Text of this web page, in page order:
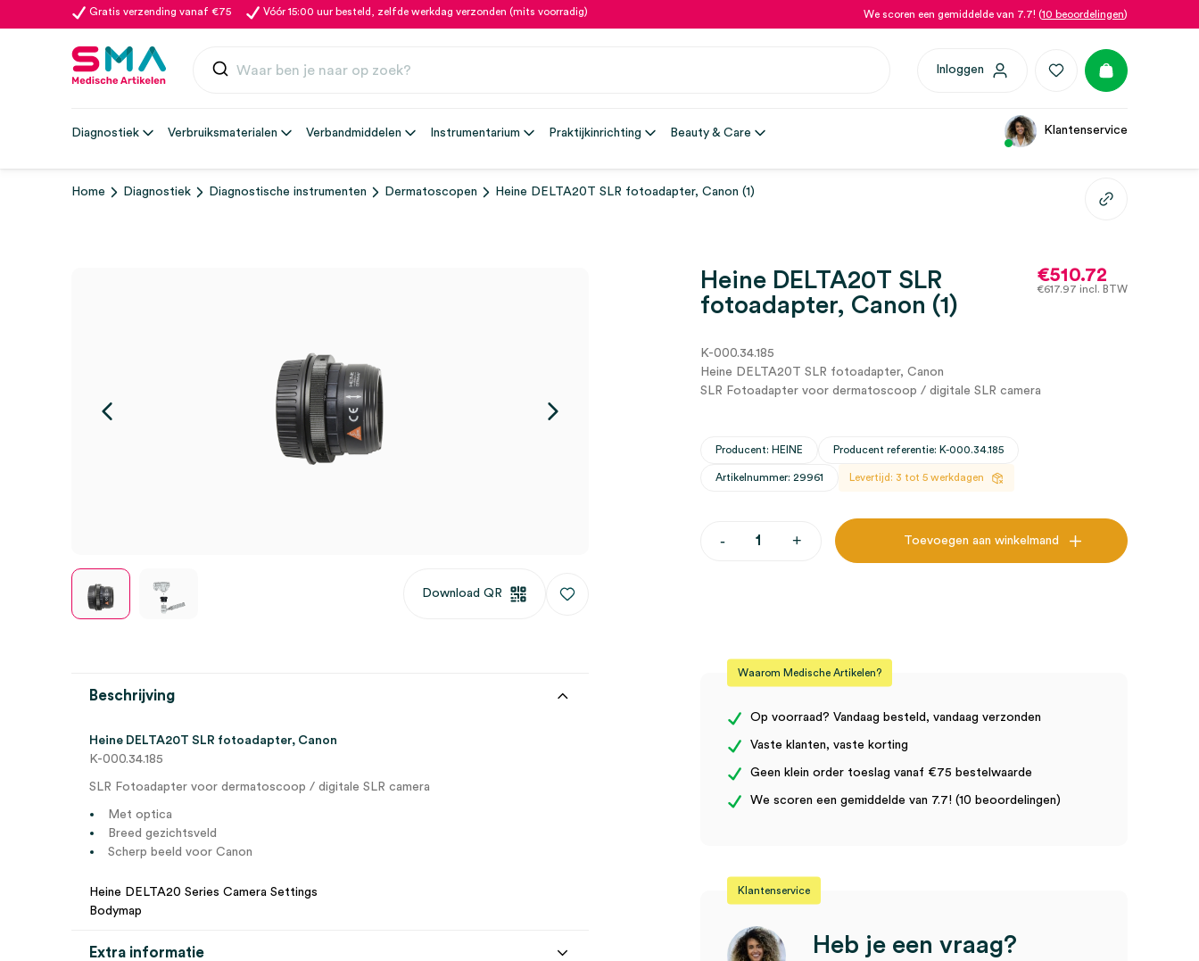
Gratis verzending vanaf €75 Vóór 15:00 uur besteld, zelfde werkdag verzonden (mits voorradig) We scoren een gemiddelde van 7.7! (10 beoordelingen)
Inloggen
Diagnostiek Verbruiksmaterialen Verbandmiddelen Instrumentarium Praktijkinrichting Beauty & Care Klantenservice
Home Diagnostiek Diagnostische instrumenten Dermatoscopen Heine DELTA20T SLR fotoadapter, Canon (1)
Download QR
Heine DELTA20T SLR
fotoadapter, Canon (1)
€510.72
€617.97 incl. BTW
K-000.34.185
Heine DELTA20T SLR fotoadapter, Canon
SLR Fotoadapter voor dermatoscoop / digitale SLR camera
Producent: HEINE Producent referentie: K-000.34.185
Artikelnummer: 29961 Levertijd: 3 tot 5 werkdagen
- + Toevoegen aan winkelmand
Beschrijving
Heine DELTA20T SLR fotoadapter, Canon
K-000.34.185
SLR Fotoadapter voor dermatoscoop / digitale SLR camera
Met optica
Breed gezichtsveld
Scherp beeld voor Canon
Heine DELTA20 Series Camera Settings
Bodymap
Extra informatie
Waarom Medische Artikelen?
Op voorraad? Vandaag besteld, vandaag verzonden
Vaste klanten, vaste korting
Geen klein order toeslag vanaf €75 bestelwaarde
We scoren een gemiddelde van 7.7! (10 beoordelingen)
Klantenservice
Heb je een vraag?